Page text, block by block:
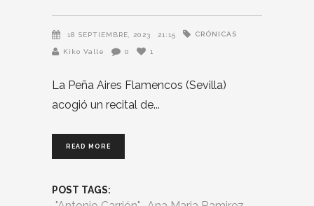
18 SEPTIEMBRE, 2023 21:15 CRÓNICAS
Kiko Valle 0 1
La Peña Aires Flamencos (Sevilla)
acogió un recital de
READ MORE
POST TAGS: